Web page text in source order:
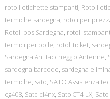
rotoli etichette stampanti, Rotoli
termiche sardegna, rotoli per
Rotoli pos Sardegna, rotoli
termici per bolle, rotoli ticket,
Sardegna Antitaccheggio Antenne,
sardegna barcode, sardegna
termiche, sato, SATO Assistenza
cg408, Sato cl4nx, Sato CT4-LX, Sato